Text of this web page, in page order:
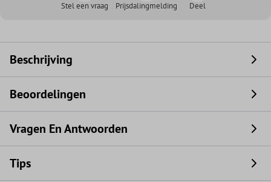
Stel een vraag Prijsdalingmelding Deel
Beschrijving
Beoordelingen
Vragen En Antwoorden
Tips